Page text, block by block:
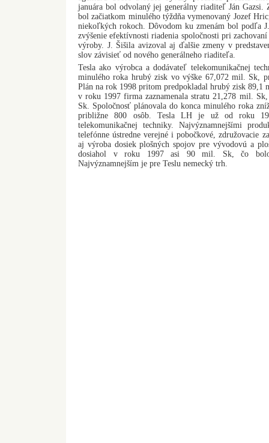
januára bol odvolaný jej generálny riaditeľ Ján Gazsi.
bol začiatkom minulého týždňa vymenovaný Jozef
niekoľkých rokoch. Dôvodom ku zmenám bol podľa
zvýšenie efektívnosti riadenia spoločnosti pri
výroby. J. Šišila avizoval aj ďalšie zmeny v
slov závisieť od nového generálneho riaditeľa.
Tesla ako výrobca a dodávateľ telekomunikačnej
minulého roka hrubý zisk vo výške 67,072 mil. Sk,
Plán na rok 1998 pritom predpokladal hrubý zisk 89,1
v roku 1997 firma zaznamenala stratu 21,278 mil.
Sk. Spoločnosť plánovala do konca minulého roka
približne 800 osôb. Tesla LH je už od roku
telekomunikačnej techniky. Najvýznamnejšími
telefónne ústredne verejné i pobočkové, združovacie
aj výroba dosiek plošných spojov pre vývodovú a
dosiahol v roku 1997 asi 90 mil. Sk, čo
Najvýznamnejším je pre Teslu nemecký trh.